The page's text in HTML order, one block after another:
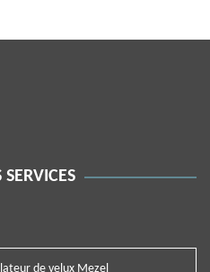
de velux Mezel